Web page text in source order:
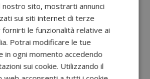
dal servizio clienti
del rimborso.
sarà valida solo
2016, ma si tratta comunque
per provare un
sito, mostrarti annunci
sui siti internet di terze
le funzionalità relative ai
Potrai modificare le tue
in ogni momento accedendo
sui cookie. Utilizzando il